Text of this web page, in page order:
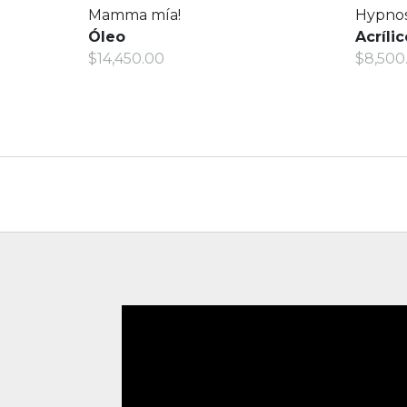
Mamma mía!
Óleo
$14,450.00